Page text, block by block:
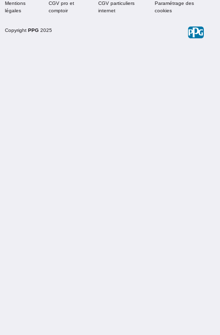
Mentions
légales
CGV pro et
comptoir
CGV particuliers
internet
Paramétrage des
cookies
Copyright PPG 2025